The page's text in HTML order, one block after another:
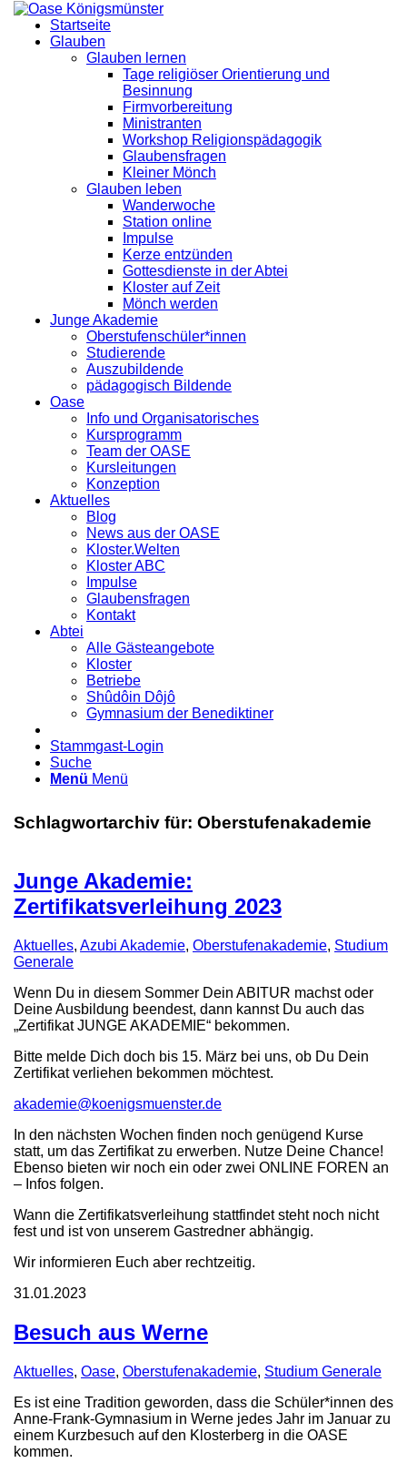
Startseite
Glauben
Glauben lernen
Tage religiöser Orientierung und
Besinnung
Firmvorbereitung
Ministranten
Workshop Religionspädagogik
Glaubensfragen
Kleiner Mönch
Glauben leben
Wanderwoche
Station online
Impulse
Kerze entzünden
Gottesdienste in der Abtei
Kloster auf Zeit
Mönch werden
Junge Akademie
Oberstufenschüler*innen
Studierende
Auszubildende
pädagogisch Bildende
Oase
Info und Organisatorisches
Kursprogramm
Team der OASE
Kursleitungen
Konzeption
Aktuelles
Blog
News aus der OASE
Kloster.Welten
Kloster ABC
Impulse
Glaubensfragen
Kontakt
Abtei
Alle Gästeangebote
Kloster
Betriebe
Shûdôin Dôjô
Gymnasium der Benediktiner
Stammgast-Login
Suche
Menü Menü
Schlagwortarchiv für: Oberstufenakademie
Junge Akademie:
Zertifikatsverleihung 2023
Aktuelles, Azubi Akademie, Oberstufenakademie, Studium
Generale
Wenn Du in diesem Sommer Dein ABITUR machst oder
Deine Ausbildung beendest, dann kannst Du auch das
„Zertifikat JUNGE AKADEMIE“ bekommen.
Bitte melde Dich doch bis 15. März bei uns, ob Du Dein
Zertifikat verliehen bekommen möchtest.
akademie@koenigsmuenster.de
In den nächsten Wochen finden noch genügend Kurse
statt, um das Zertifikat zu erwerben. Nutze Deine Chance!
Ebenso bieten wir noch ein oder zwei ONLINE FOREN an
– Infos folgen.
Wann die Zertifikatsverleihung stattfindet steht noch nicht
fest und ist von unserem Gastredner abhängig.
Wir informieren Euch aber rechtzeitig.
31.01.2023
Besuch aus Werne
Aktuelles, Oase, Oberstufenakademie, Studium Generale
Es ist eine Tradition geworden, dass die Schüler*innen des
Anne-Frank-Gymnasium in Werne jedes Jahr im Januar zu
einem Kurzbesuch auf den Klosterberg in die OASE
kommen.